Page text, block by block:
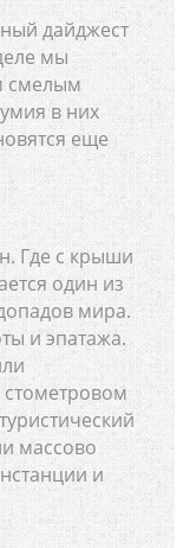
дайджест
мы
смелым
в них
еще
Где с крыши
один из
мира.
и эпатажа.
стометровом
массово
и